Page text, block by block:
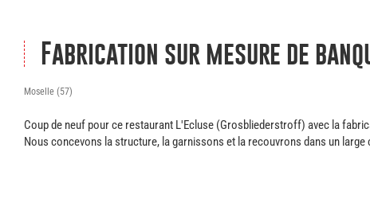
Fabrication sur mesure de
Moselle (57)
Coup de neuf pour ce restaurant L'Ecluse (Grosbliederstroff) avec la
Nous concevons la structure, la garnissons et la recouvrons dans un